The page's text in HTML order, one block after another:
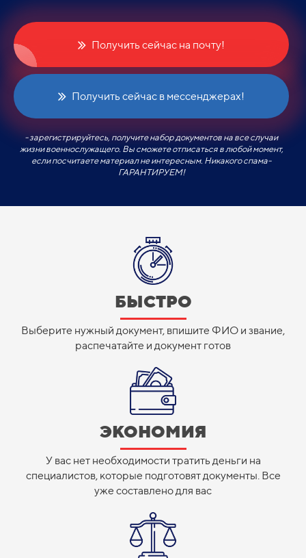
Получить сейчас на почту!
Получить сейчас в мессенджерах!
- зарегистрируйтесь, получите набор документов на все случаи
жизни военнослужащего. Вы сможете отписаться в любой момент,
если посчитаете материал не интересным. Никакого спама-
ГАРАНТИРУЕМ!
БЫСТРО
Выберите нужный документ, впишите ФИО и звание,
распечатайте и документ готов
ЭКОНОМИЯ
У вас нет необходимости тратить деньги на
специалистов, которые подготовят документы. Все
уже составлено для вас